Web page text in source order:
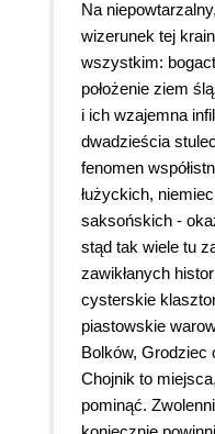
Na
wizerunek tej
wszystkim:
położenie ziem
i ich wzajemna
dwadzieścia
fenomen
łużyckich,
saksońskich -
stąd tak wiele tu
zawikłanych
cysterskie
piastowskie
Bolków, Grodziec
Chojnik to
pominąć.